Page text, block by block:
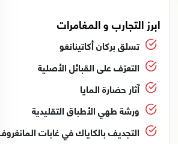
ابرز التجارب و المغامرات
تسلق بركان أكاتينانغو
التعرّف على القبائل الأصلية
آثار حضارة المايا
ورشة طهي الأطباق التقليدية
التجديف بالكاياك في غابات المانغروف